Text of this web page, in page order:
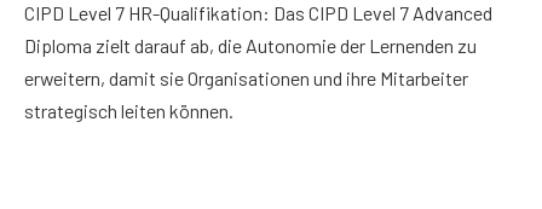
CIPD Level 7 HR-Qualifikation: Das CIPD Level 7 Advanced
Diploma zielt darauf ab, die Autonomie der Lernenden zu
erweitern, damit sie Organisationen und ihre Mitarbeiter
strategisch leiten können.